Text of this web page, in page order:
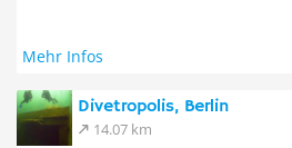
Mehr Infos
Divetropolis, Berlin
14.07 km